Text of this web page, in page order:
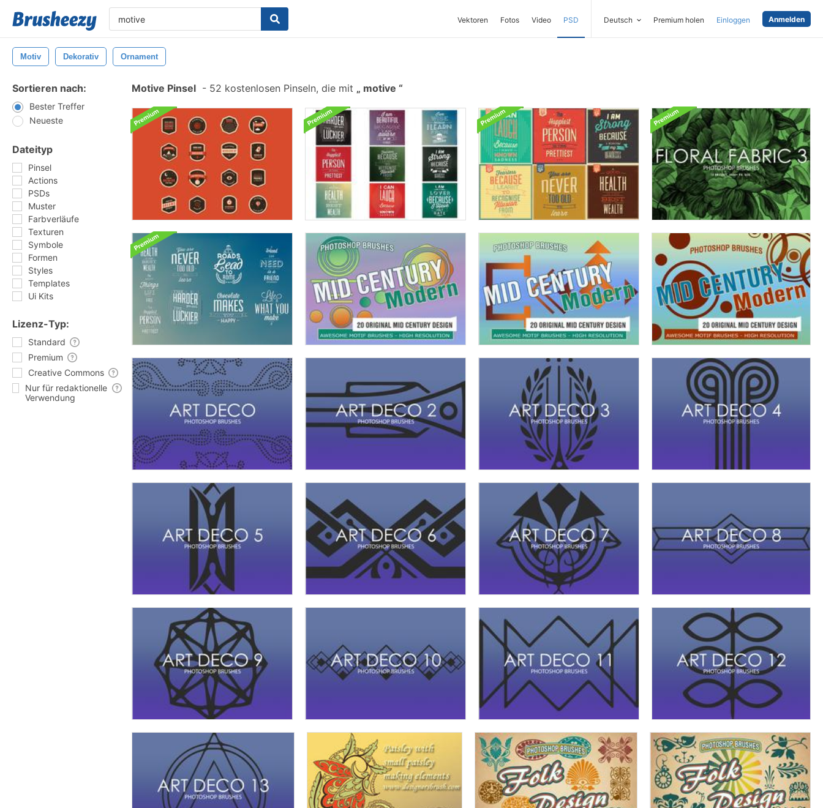
Vektoren Fotos Video PSD Deutsch Premium holen Einloggen Anmelden
Motiv Dekorativ Ornament
Sortieren nach:
Bester Treffer
Neueste
Dateityp
Pinsel
Actions
PSDs
Muster
Farbverläufe
Texturen
Symbole
Formen
Styles
Templates
Ui Kits
Lizenz-Typ:
Standard
Premium
Creative Commons
Nur für redaktionelle
Verwendung
Motive Pinsel - 52 kostenlosen Pinseln, die mit motive